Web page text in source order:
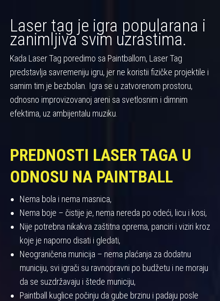
Laser tag je igra popularana i
zanimljiva svim uzrastima.
Kada Laser Tag poredimo sa Paintballom, Laser Tag
predstavlja savremeniju igru, jer ne koristii fizičke projektile i
samim tim je bezbolan. Igra se u zatvorenom prostoru,
odnosno improvizovanoj areni sa svetlosnim i dimnim
efektima, uz ambijentalu muziku.
PREDNOSTI LASER TAGA U
ODNOSU NA PAINTBALL
Nema bola i nema masnica,
Nema boje – čistije je, nema nereda po odeći, licu i kosi,
Nije potrebna nikakva zaštitna oprema, panciri i viziri kroz
koje je naporno disati i gledati,
Neograničena municija – nema plaćanja za dodatnu
municiju, svi igrači su ravnopravni po budžetu i ne moraju
da se suzdržavaju i štede municiju,
Paintball kuglice počinju da gube brzinu i padaju posle